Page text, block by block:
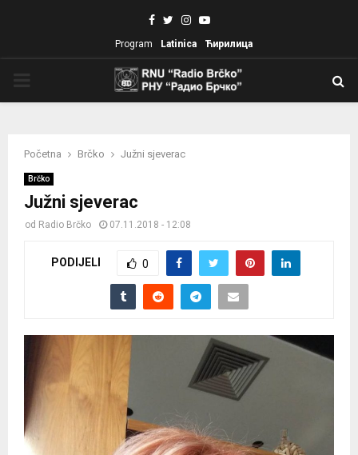
Facebook
TwitterInstagram
Youtube
Program Latinica Ћирилица
Početna Brčko Južni sjeverac
Brčko
Južni sjeverac
od Radio Brčko 07.11.2018 - 12:08
PODIJELI 0